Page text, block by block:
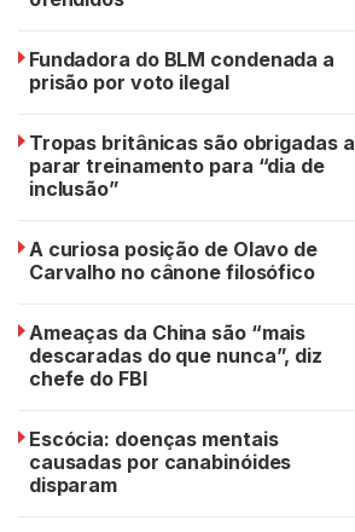
Fundadora do BLM condenada a
prisão por voto ilegal
Tropas britânicas são obrigadas a
parar treinamento para “dia de
inclusão”
A curiosa posição de Olavo de
Carvalho no cânone filosófico
Ameaças da China são “mais
descaradas do que nunca”, diz
chefe do FBI
Escócia: doenças mentais
causadas por canabinóides
disparam